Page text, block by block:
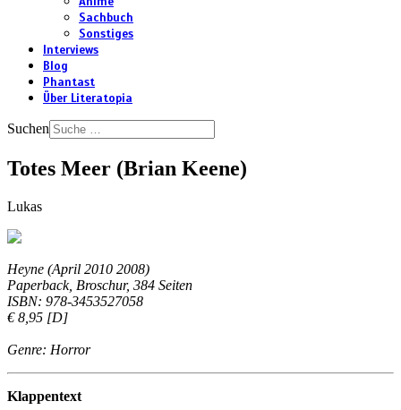
Sachbuch
Sonstiges
Interviews
Blog
Phantast
Über Literatopia
Suchen
Totes Meer (Brian Keene)
Lukas
Heyne (April 2010 2008)
Paperback, Broschur, 384 Seiten
ISBN: 978-3453527058
€ 8,95 [D]
Genre: Horror
Klappentext